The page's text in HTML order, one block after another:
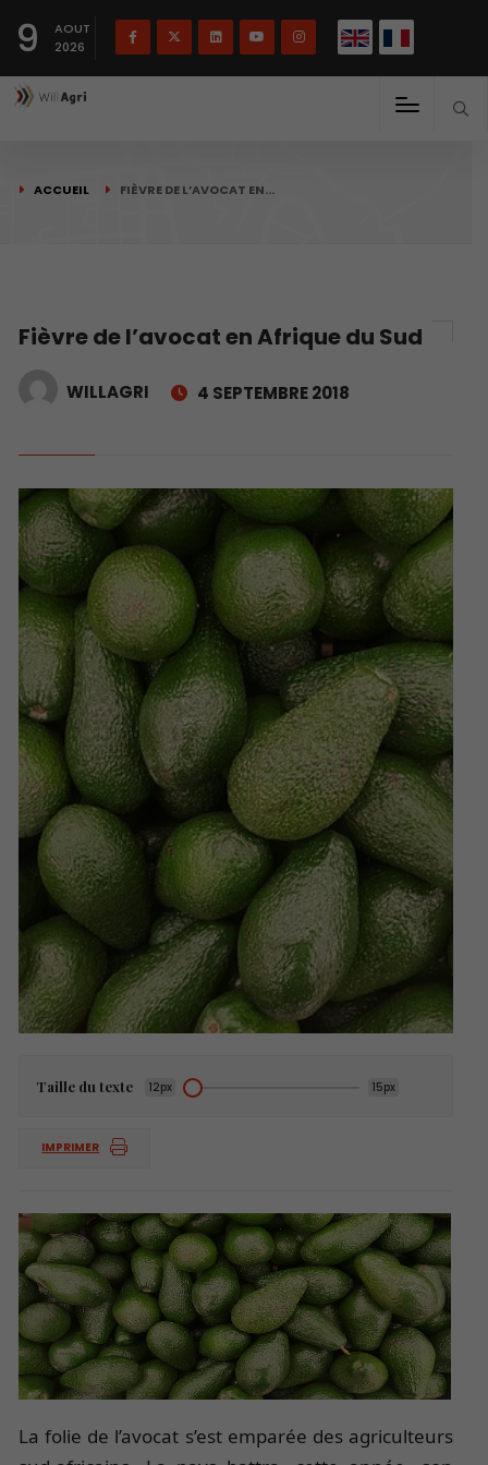
9
AOUT
2026
ACCUEIL FIÈVRE DE L’AVOCAT EN…
Fièvre de l’avocat en Afrique du Sud
WILLAGRI 4 SEPTEMBRE 2018
Taille du texte 12px 15px
IMPRIMER
La folie de l’avocat s’est emparée des agriculteurs
Français English(English)